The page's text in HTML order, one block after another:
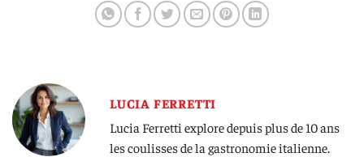
LUCIA FERRETTI
Lucia Ferretti explore depuis plus de 10 ans
les coulisses de la gastronomie italienne.